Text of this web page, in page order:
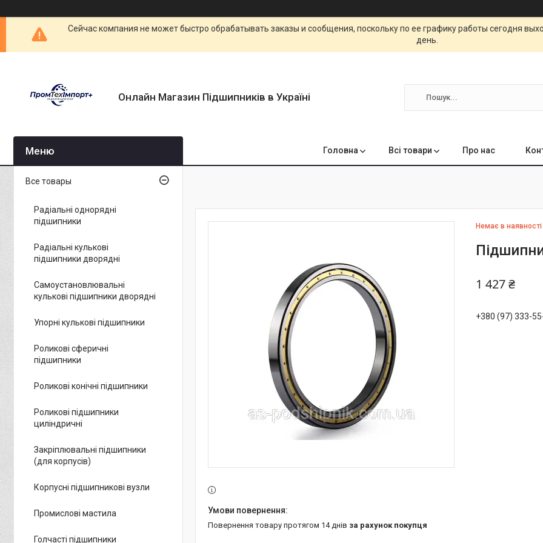
Сейчас компания не может быстро обрабатывать заказы и сообщения, поскольку по ее графику работы сегодня
день.
Онлайн Магазин Підшипників в Україні
Головна Всі товари Про нас
Немає в наявності
1 427 ₴
+380 (97) 333-
повернення товару протягом 14 днів за рахунок покупця
Все товары
Радіальні однорядні
підшипники
Радіальні кулькові
підшипники дворядні
Самоустановлювальні
кулькові підшипники дворядні
Упорні кулькові підшипники
Роликові сферичні
підшипники
Роликові конічні підшипники
Роликові підшипники
циліндричні
Закріплювальні підшипники
(для корпусів)
Корпусні підшипникові вузли
Промислові мастила
Голчасті підшипники